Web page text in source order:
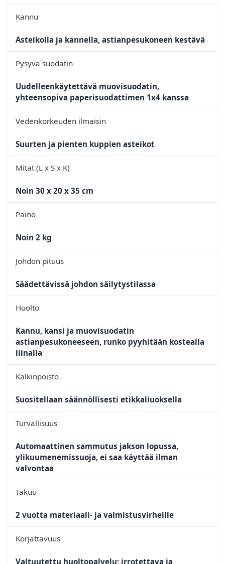
Kannu
Asteikolla ja kannella, astianpesukoneen kestävä
Pysyvä suodatin
Uudelleenkäytettävä muovisuodatin,
yhteensopiva paperisuodattimen 1x4 kanssa
Vedenkorkeuden ilmaisin
Suurten ja pienten kuppien asteikot
Mitat (L x S x K)
Noin 30 x 20 x 35 cm
Paino
Noin 2 kg
Johdon pituus
Säädettävissä johdon säilytystilassa
Huolto
Kannu, kansi ja muovisuodatin
astianpesukoneeseen, runko pyyhitään kostealla
liinalla
Kalkinpoisto
Suositellaan säännöllisesti etikkaliuoksella
Turvallisuus
Automaattinen sammutus jakson lopussa,
ylikuumenemissuoja, ei saa käyttää ilman
valvontaa
Takuu
2 vuotta materiaali- ja valmistusvirheille
Korjattavuus
Valtuutettu huoltopalvelu; irrotettava ja